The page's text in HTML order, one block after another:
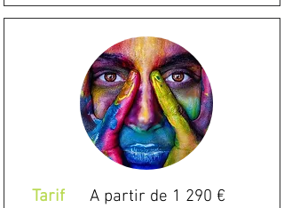
Tarif
A partir de 1 290 €